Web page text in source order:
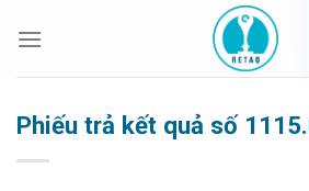
qua
Phiếu trả kết quả số